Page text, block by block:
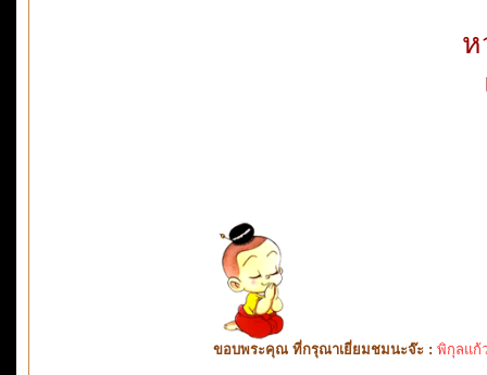
ห
ขอบพระคุณ ที่กรุณาเยี่ยมชมนะจ๊ะ : พิกุลแก้